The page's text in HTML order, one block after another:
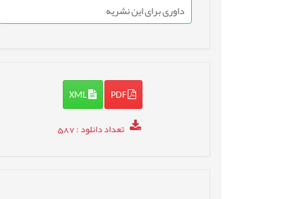
داوری برای این نشریه
PDF
XML
تعداد دانلود: 587